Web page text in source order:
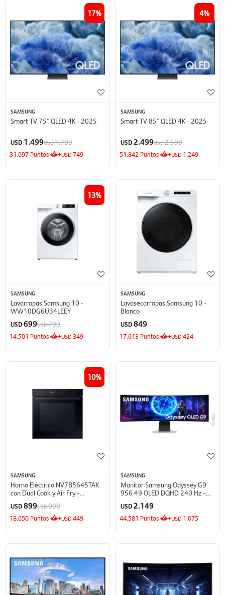
17
SAMSUNG
Smart TV 75¨ QLED 4K - 2025
USD 1.499USD1.799
31.097 Puntos +USD749
4
SAMSUNG
Smart TV 85¨ QLED 4K - 2025
USD 2.499USD2.599
51.842 Puntos +USD 1.249
13
SAMSUNG
Lavarropas Samsung 10 -
WW10DG6U34LEEY
USD699USD799
14.501 Puntos +USD 349
SAMSUNG
Lavasecarropas Samsung 10 -
Blanco
USD849
17.613 Puntos +USD424
10
SAMSUNG
Horno Eléctrico NV7B5645TAK
con Dual Cook y Air Fry -
NV7B5645TAK
USD899USD999
18.650 Puntos +USD449
SAMSUNG
Monitor Samsung Odyssey G9
956 49 OLED DQHD 240 Hz -
USD 2.149
44.581 Puntos +USD 1.075